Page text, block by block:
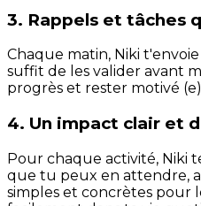
3. Rappels et tâches
Chaque matin, Niki
suffit de les valider avant
progrès et rester motivé
4. Un impact clair et
Pour chaque activité, Niki
que tu peux en attendre,
simples et concrètes pour